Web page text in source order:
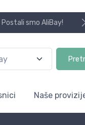
Postali smo AliBay!
Naše